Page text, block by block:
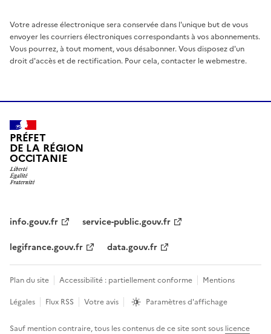
Votre adresse électronique sera conservée dans l'unique but de vous
envoyer les courriers électroniques correspondants à vos abonnements.
Vous pourrez, à tout moment, vous désabonner. Vous disposez d'un
droit d'accès et de rectification. Pour cela, contacter le webmestre.
PRÉFET
DE LA RÉGION
OCCITANIE
info.gouv.fr
service-public.gouv.fr
legifrance.gouv.fr
data.gouv.fr
Plan du site Accessibilité : partiellement conforme
Mentions
Légales
Flux RSS Votre avis Paramètres d'affichage
Sauf mention contraire, tous les contenus de ce site sont sous licence